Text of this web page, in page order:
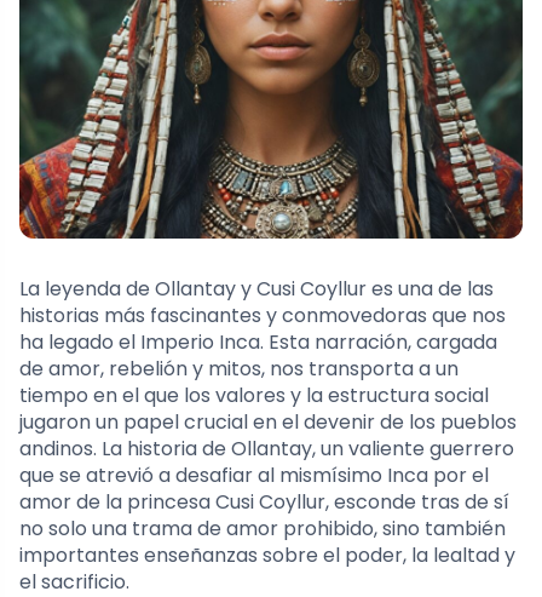
La leyenda de Ollantay y Cusi Coyllur es una de las
historias más fascinantes y conmovedoras que nos
ha legado el Imperio Inca. Esta narración, cargada
de amor, rebelión y mitos, nos transporta a un
tiempo en el que los valores y la estructura social
jugaron un papel crucial en el devenir de los pueblos
andinos. La historia de Ollantay, un valiente guerrero
que se atrevió a desafiar al mismísimo Inca por el
amor de la princesa Cusi Coyllur, esconde tras de sí
no solo una trama de amor prohibido, sino también
importantes enseñanzas sobre el poder, la lealtad y
el sacrificio.